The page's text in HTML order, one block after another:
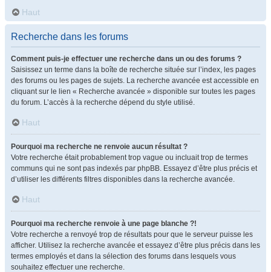
Haut
Recherche dans les forums
Comment puis-je effectuer une recherche dans un ou des forums ?
Saisissez un terme dans la boîte de recherche située sur l’index, les pages
des forums ou les pages de sujets. La recherche avancée est accessible en
cliquant sur le lien « Recherche avancée » disponible sur toutes les pages
du forum. L’accès à la recherche dépend du style utilisé.
Haut
Pourquoi ma recherche ne renvoie aucun résultat ?
Votre recherche était probablement trop vague ou incluait trop de termes
communs qui ne sont pas indexés par phpBB. Essayez d’être plus précis et
d’utiliser les différents filtres disponibles dans la recherche avancée.
Haut
Pourquoi ma recherche renvoie à une page blanche ?!
Votre recherche a renvoyé trop de résultats pour que le serveur puisse les
afficher. Utilisez la recherche avancée et essayez d’être plus précis dans les
termes employés et dans la sélection des forums dans lesquels vous
souhaitez effectuer une recherche.